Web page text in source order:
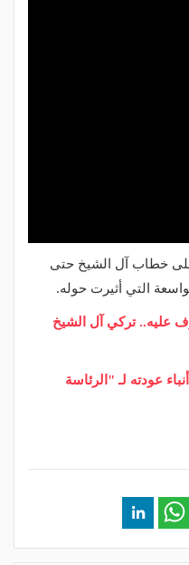
على خطاب آل الشيخ حتى
التي أثيرت حوله.
عليه.. تركي آل الشيخ
عودته لـ "الرئاسة